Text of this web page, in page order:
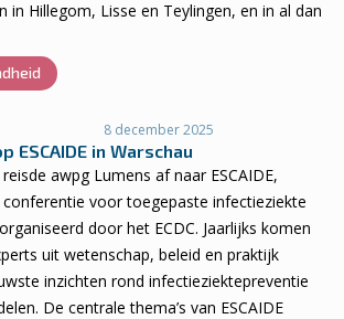
in Hillegom, Lisse en Teylingen, en in al dan
8 december 2025
ESCAIDE in Warschau
awpg Lumens af naar ESCAIDE,
conferentie voor toegepaste infectieziekte
door het ECDC. Jaarlijks komen
uit wetenschap, beleid en praktijk
inzichten rond infectieziektepreventie
De centrale thema’s van ESCAIDE